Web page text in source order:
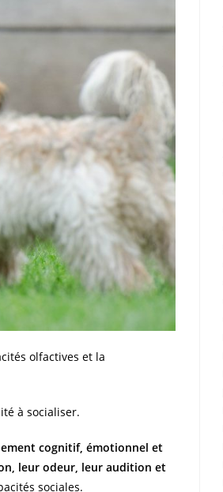
olfactives et la
à socialiser.
cognitif, émotionnel et
leur odeur, leur audition et
sociales.